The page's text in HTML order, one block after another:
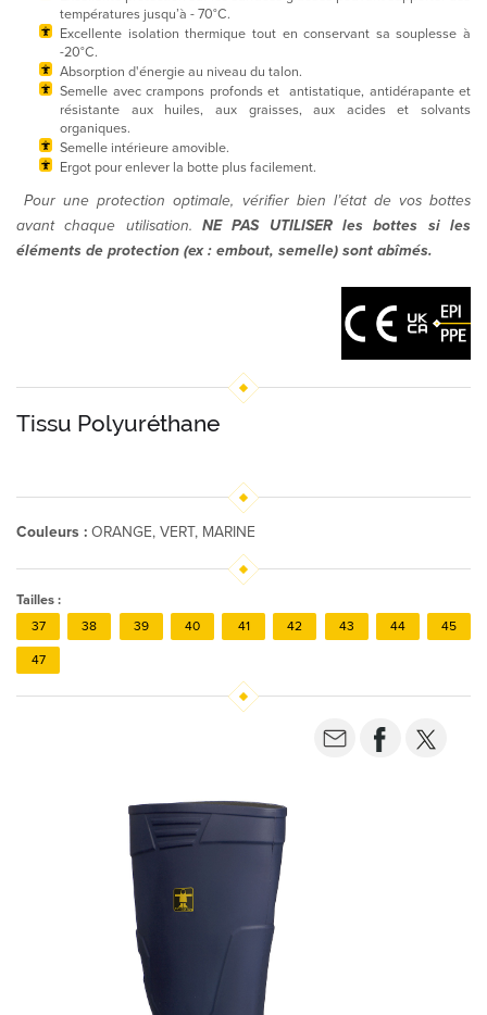
températures jusqu’à - 70°C.
Excellente isolation thermique tout en conservant sa souplesse à
-20°C.
Absorption d'énergie au niveau du talon.
Semelle avec crampons profonds et antistatique, antidérapante et
résistante aux huiles, aux graisses, aux acides et solvants
organiques.
Semelle intérieure amovible.
Ergot pour enlever la botte plus facilement.
Pour une protection optimale, vérifier bien l’état de vos bottes
avant chaque utilisation. NE PAS UTILISER les bottes si les
éléments de protection (ex : embout, semelle) sont abîmés.
Tissu Polyuréthane
Couleurs : ORANGE, VERT, MARINE
Tailles :
37 38 39 40 41 42 43 44 45
47